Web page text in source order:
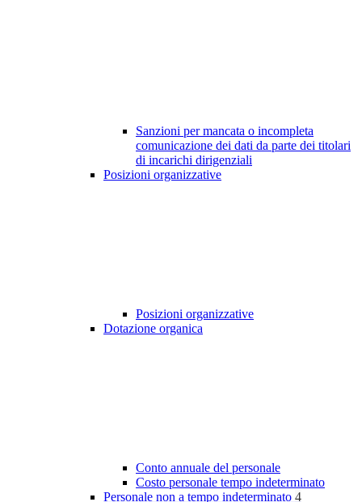
Sanzioni per mancata o incompleta
comunicazione dei dati da parte dei titolari
di incarichi dirigenziali
Posizioni organizzative
Posizioni organizzative
Dotazione organica
Conto annuale del personale
Costo personale tempo indeterminato
Personale non a tempo indeterminato 4